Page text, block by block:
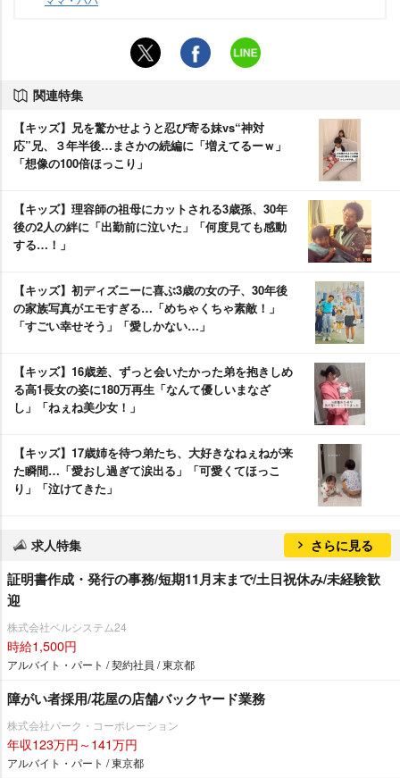
関連特集
【キッズ】兄を驚かせようと忍び寄る妹vs“神対
応”兄、３年半後…まさかの続編に「増えてるーｗ」
「想像の100倍ほっこり」
【キッズ】理容師の祖母にカットされる3歳孫、30年
後の2人の絆に「出勤前に泣いた」「何度見ても感動
する…！」
【キッズ】初ディズニーに喜ぶ3歳の女の子、30年後
の家族写真がエモすぎる…「めちゃくちゃ素敵！」
「すごい幸せそう」「愛しかない…」
【キッズ】16歳差、ずっと会いたかった弟を抱きしめ
る高1長女の姿に180万再生「なんて優しいまなざ
し」「ねぇね美少女！」
【キッズ】17歳姉を待つ弟たち、大好きなねぇねが来
た瞬間…「愛おし過ぎて涙出る」「可愛くてほっこ
り」「泣けてきた」
求人特集 さらに見る
証明書作成・発行の事務/短期11月末まで/土日祝休み/未経験歓
迎
株式会社ベルシステム24
時給1,500円
アルバイト・パート / 契約社員 / 東京都
障がい者採用/花屋の店舗バックヤード業務
株式会社パーク・コーポレーション
年収123万円～141万円
アルバイト・パート / 東京都